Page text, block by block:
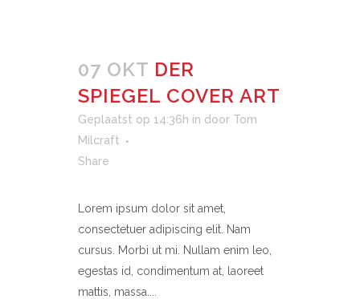
07 OKT DER
SPIEGEL COVER ART
Geplaatst op 14:36h in door Tom
Milcraft
Share
Lorem ipsum dolor sit amet,
consectetuer adipiscing elit. Nam
cursus. Morbi ut mi. Nullam enim leo,
egestas id, condimentum at, laoreet
mattis, massa....